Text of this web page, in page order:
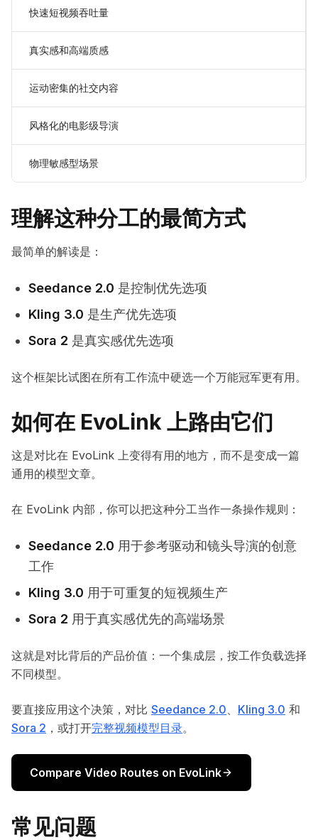
快速短视频吞吐量
真实感和高端质感
运动密集的社交内容
风格化的电影级导演
物理敏感型场景
理解这种分工的最简方式
最简单的解读是：
Seedance 2.0 是控制优先选项
Kling 3.0 是生产优先选项
Sora 2 是真实感优先选项
这个框架比试图在所有工作流中硬选一个万能冠军更有用。
如何在 EvoLink 上路由它们
这是对比在 EvoLink 上变得有用的地方，而不是变成一篇
通用的模型文章。
在 EvoLink 内部，你可以把这种分工当作一条操作规则：
Seedance 2.0 用于参考驱动和镜头导演的创意
工作
Kling 3.0 用于可重复的短视频生产
Sora 2 用于真实感优先的高端场景
这就是对比背后的产品价值：一个集成层，按工作负载选择
不同模型。
要直接应用这个决策，对比 Seedance 2.0、 Kling 3.0 和
Sora 2 ，或打开完整视频模型目录。
Compare Video Routes on EvoLink
常见问题